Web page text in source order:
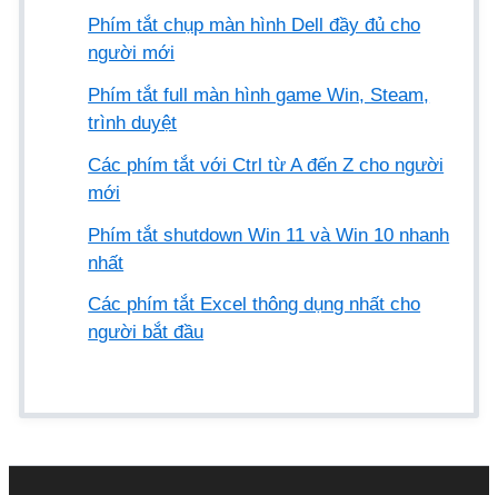
Phím tắt chụp màn hình Dell đầy đủ cho
người mới
Phím tắt full màn hình game Win, Steam,
trình duyệt
Các phím tắt với Ctrl từ A đến Z cho người
mới
Phím tắt shutdown Win 11 và Win 10 nhanh
nhất
Các phím tắt Excel thông dụng nhất cho
người bắt đầu